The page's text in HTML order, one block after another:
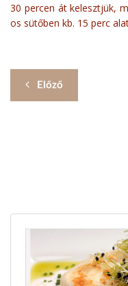
30 percen át kelesztjük,
os sütőben kb. 15 perc
Előző